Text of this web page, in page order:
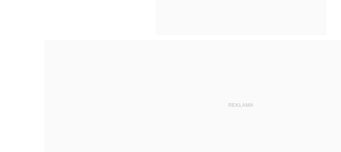
REKLAMA